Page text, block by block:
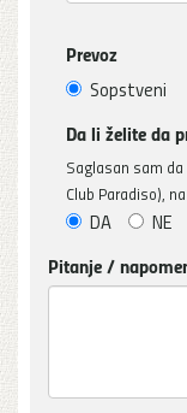
Prevoz
Sopstveni
Da li želite da
Saglasan sam
Club Paradiso),
DA NE
Pitanje /